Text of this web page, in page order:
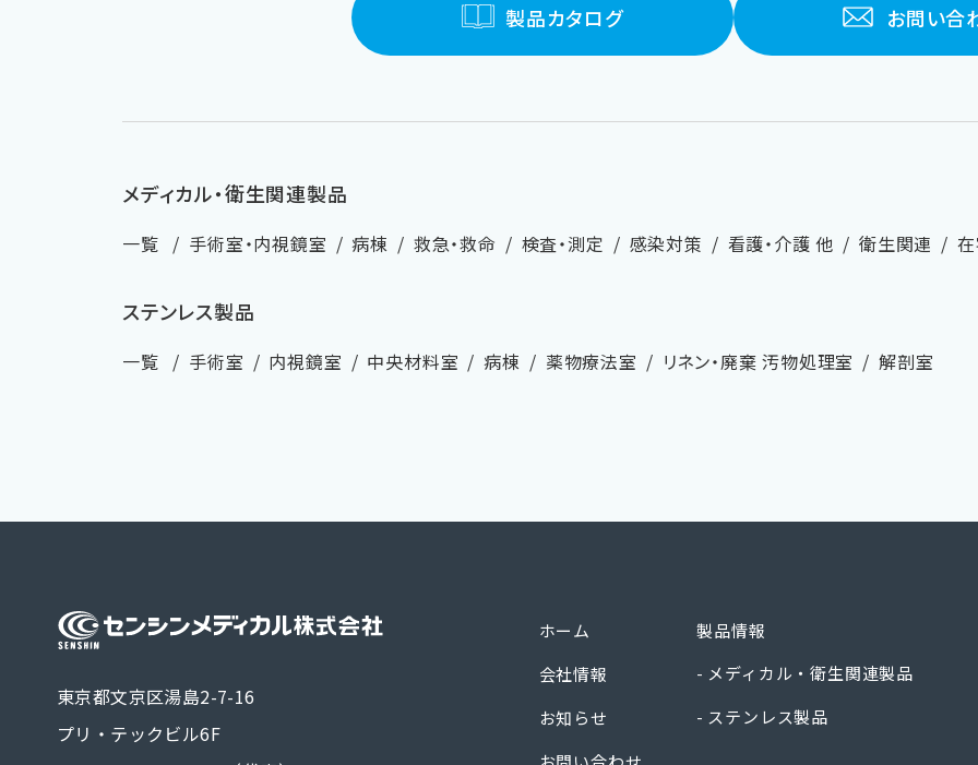
製品カタログ お問い合
メディカル・衛生関連製品
一覧 手術室・内視鏡室 病棟 救急・救命 検査・測定 感染対策 看護・介護 他 衛生関連
ステンレス製品
一覧 手術室 内視鏡室 中央材料室 病棟 薬物療法室 リネン・廃棄 汚物処理室 解剖室
ホーム
会社情報
お知らせ
製品情報
メディカル・衛生関連製品
ステンレス製品
医療機器 衛生用品 センシンメディカル株式会社
東京都文京区湯島2-7-16
プリ・テックビル6F